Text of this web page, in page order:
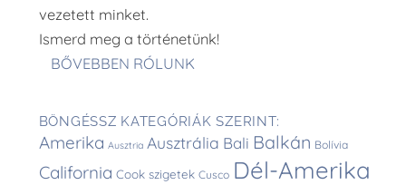
vezetett minket.
Ismerd meg a történetünk!
BŐVEBBEN RÓLUNK
BÖNGÉSSZ KATEGÓRIÁK SZERINT:
Amerika Ausztria Ausztrália Bali Balkán Bolívia
California Cook szigetek Cusco Dél-Amerika